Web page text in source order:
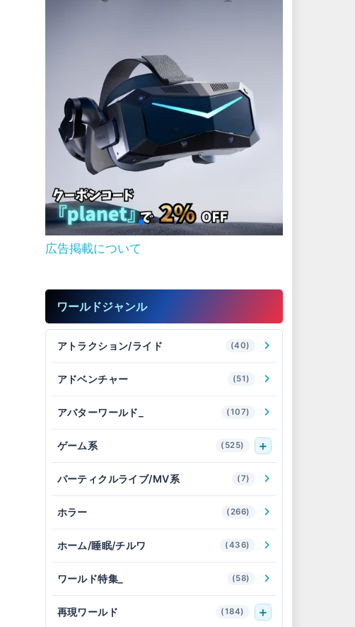
広告掲載について
ワールドジャンル
アトラクション/ライド (40)
アドベンチャー (51)
アバターワールド_ (107)
ゲーム系 (525)
パーティクルライブ/MV系 (7)
ホラー (266)
ホーム/睡眠/チルワ (436)
ワールド特集_ (58)
再現ワールド (184)